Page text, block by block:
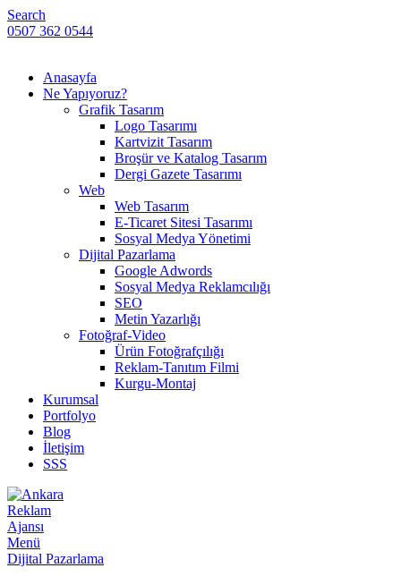
Search
0507 362 0544
Anasayfa
Ne Yapıyoruz?
Grafik Tasarım
Logo Tasarımı
Kartvizit Tasarım
Broşür ve Katalog Tasarım
Dergi Gazete Tasarımı
Web
Web Tasarım
E-Ticaret Sitesi Tasarımı
Sosyal Medya Yönetimi
Dijital Pazarlama
Google Adwords
Sosyal Medya Reklamcılığı
SEO
Metin Yazarlığı
Fotoğraf-Video
Ürün Fotoğrafçılığı
Reklam-Tanıtım Filmi
Kurgu-Montaj
Kurumsal
Portfolyo
Blog
İletişim
SSS
Menü
Dijital Pazarlama